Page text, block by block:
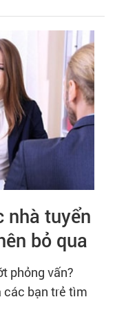
nhà tuyển
bỏ qua
phỏng vấn?
các bạn trẻ tìm